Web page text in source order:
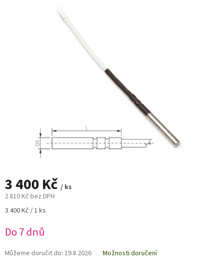
3 400 Kč / ks
2 810 Kč bez DPH
Měrná
3 400 Kč / 1 ks
Do 7 dnů
Můžeme doručit do: 19.8.2026 Možnosti doručení